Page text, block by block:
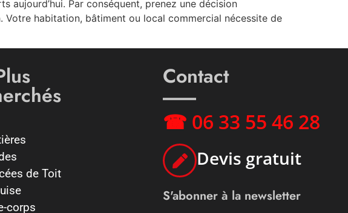
aujourd’hui. Par conséquent, prenez une décision
habitation, bâtiment ou local commercial nécessite de
de Toit
corps
Contact
☎ 06 33 55 46 28
Devis gratuit
S'abonner à la newsletter